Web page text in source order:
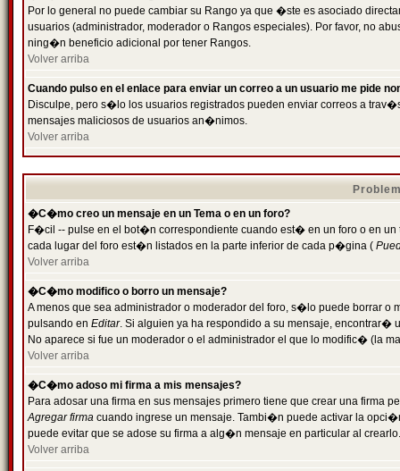
Por lo general no puede cambiar su Rango ya que �ste es asociado
usuarios (administrador, moderador o Rangos especiales). Por favor, no
ning�n beneficio adicional por tener Rangos.
Volver arriba
Cuando pulso en el enlace para enviar un correo a un usuario me pide
Disculpe, pero s�lo los usuarios registrados pueden enviar correos a
mensajes maliciosos de usuarios an�nimos.
Volver arriba
�C�mo creo un mensaje en un Tema o en un foro?
F�cil -- pulse en el bot�n correspondiente cuando est� en un foro o en
cada lugar del foro est�n listados en la parte inferior de cada p�gina (
Volver arriba
�C�mo modifico o borro un mensaje?
A menos que sea administrador o moderador del foro, s�lo puede borrar o
pulsando en Editar. Si alguien ya ha respondido a su mensaje, encontrar�
No aparece si fue un moderador o el administrador el que lo modific� (la
Volver arriba
�C�mo adoso mi firma a mis mensajes?
Para adosar una firma en sus mensajes primero tiene que crear una firma
Agregar firma cuando ingrese un mensaje. Tambi�n puede activar la
puede evitar que se adose su firma a alg�n mensaje en particular al crearlo.
Volver arriba